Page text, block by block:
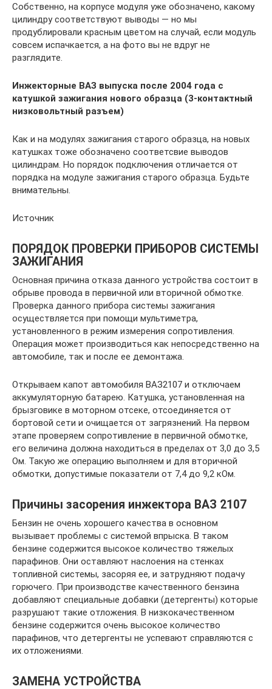
Собственно, на корпусе модуля уже обозначено, какому
цилиндру соответствуют выводы — но мы
продублировали красным цветом на случай, если модуль
совсем испачкается, а на фото вы не вдруг не
разглядите.
Инжекторные ВАЗ выпуска после 2004 года с
катушкой зажигания нового образца (3-контактный
низковольтный разъем)
Как и на модулях зажигания старого образца, на новых
катушках тоже обозначено соответсвие выводов
цилиндрам. Но порядок подключения отличается от
порядка на модуле зажигания старого образца. Будьте
внимательны.
Источник
ПОРЯДОК ПРОВЕРКИ ПРИБОРОВ СИСТЕМЫ
ЗАЖИГАНИЯ
Основная причина отказа данного устройства состоит в
обрыве провода в первичной или вторичной обмотке.
Проверка данного прибора системы зажигания
осуществляется при помощи мультиметра,
установленного в режим измерения сопротивления.
Операция может производиться как непосредственно на
автомобиле, так и после ее демонтажа.
Открываем капот автомобиля ВАЗ2107 и отключаем
аккумуляторную батарею. Катушка, установленная на
брызговике в моторном отсеке, отсоединяется от
бортовой сети и очищается от загрязнений. На первом
этапе проверяем сопротивление в первичной обмотке,
его величина должна находиться в пределах от 3,0 до 3,5
Ом. Такую же операцию выполняем и для вторичной
обмотки, допустимые показатели от 7,4 до 9,2 кОм.
Причины засорения инжектора ВАЗ 2107
Бензин не очень хорошего качества в основном
вызывает проблемы с системой впрыска. В таком
бензине содержится высокое количество тяжелых
парафинов. Они оставляют наслоения на стенках
топливной системы, засоряя ее, и затрудняют подачу
горючего. При производстве качественного бензина
добавляют специальные добавки (детергенты) которые
разрушают такие отложения. В низкокачественном
бензине содержится очень высокое количество
парафинов, что детергенты не успевают справляются с
их отложениями.
ЗАМЕНА УСТРОЙСТВА